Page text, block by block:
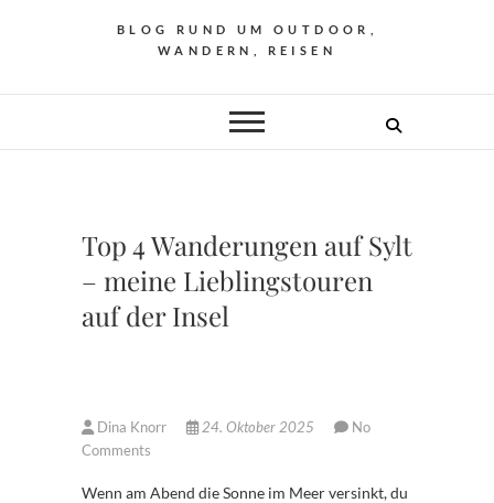
BLOG RUND UM OUTDOOR,
WANDERN, REISEN
Top 4 Wanderungen auf Sylt
– meine Lieblingstouren
auf der Insel
Dina Knorr 24. Oktober 2025
No
Comments
Wenn am Abend die Sonne im Meer versinkt, du